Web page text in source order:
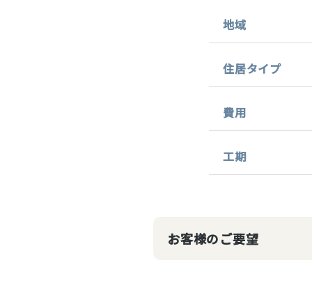
地域
住居タイプ
費用
工期
お客様のご要望